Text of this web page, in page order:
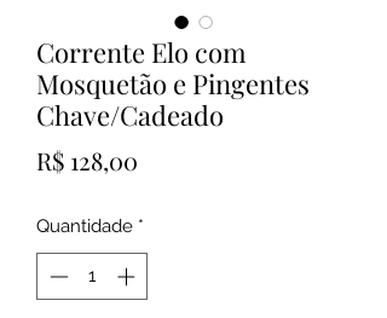
Corrente Elo com
Mosquetão e Pingentes
Chave/Cadeado
R$ 128,00
Quantidade *